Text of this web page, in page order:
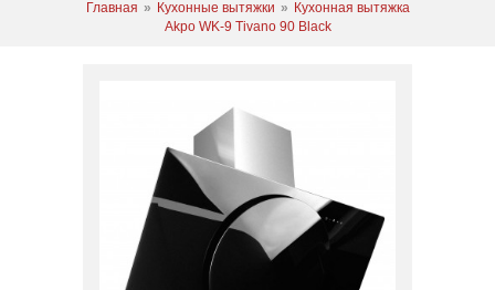
Главная » Кухонные вытяжки » Кухонная вытяжка
Akpo WK-9 Tivano 90 Black